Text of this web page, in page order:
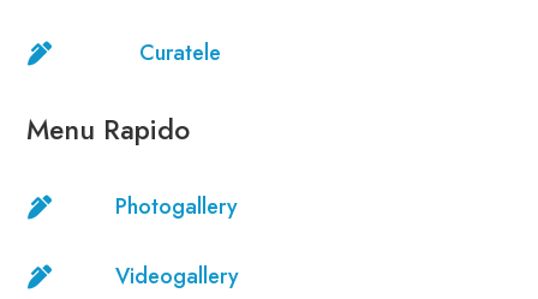
 Curatele
Menu Rapido
 Photogallery
 Videogallery